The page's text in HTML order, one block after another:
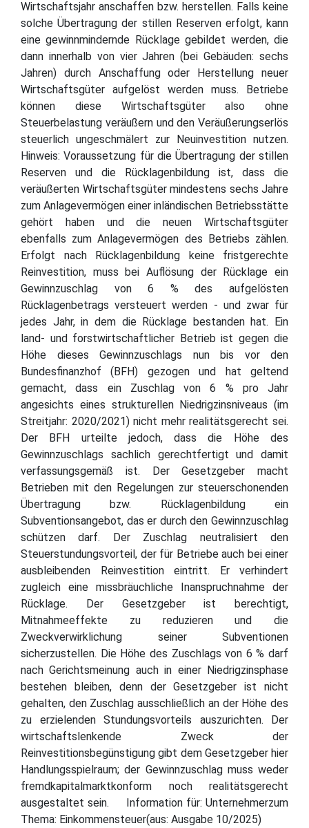
Wirtschaftsjahr anschaffen bzw. herstellen. Falls keine
solche Übertragung der stillen Reserven erfolgt, kann
eine gewinnmindernde Rücklage gebildet werden, die
dann innerhalb von vier Jahren (bei Gebäuden: sechs
Jahren) durch Anschaffung oder Herstellung neuer
Wirtschaftsgüter aufgelöst werden muss. Betriebe
können diese Wirtschaftsgüter also ohne
Steuerbelastung veräußern und den Veräußerungserlös
steuerlich ungeschmälert zur Neuinvestition nutzen.
Hinweis: Voraussetzung für die Übertragung der stillen
Reserven und die Rücklagenbildung ist, dass die
veräußerten Wirtschaftsgüter mindestens sechs Jahre
zum Anlagevermögen einer inländischen Betriebsstätte
gehört haben und die neuen Wirtschaftsgüter
ebenfalls zum Anlagevermögen des Betriebs zählen.
Erfolgt nach Rücklagenbildung keine fristgerechte
Reinvestition, muss bei Auflösung der Rücklage ein
Gewinnzuschlag von 6 % des aufgelösten
Rücklagenbetrags versteuert werden - und zwar für
jedes Jahr, in dem die Rücklage bestanden hat. Ein
land- und forstwirtschaftlicher Betrieb ist gegen die
Höhe dieses Gewinnzuschlags nun bis vor den
Bundesfinanzhof (BFH) gezogen und hat geltend
gemacht, dass ein Zuschlag von 6 % pro Jahr
angesichts eines strukturellen Niedrigzinsniveaus (im
Streitjahr: 2020/2021) nicht mehr realitätsgerecht sei.
Der BFH urteilte jedoch, dass die Höhe des
Gewinnzuschlags sachlich gerechtfertigt und damit
verfassungsgemäß ist. Der Gesetzgeber macht
Betrieben mit den Regelungen zur steuerschonenden
Übertragung bzw. Rücklagenbildung ein
Subventionsangebot, das er durch den Gewinnzuschlag
schützen darf. Der Zuschlag neutralisiert den
Steuerstundungsvorteil, der für Betriebe auch bei einer
ausbleibenden Reinvestition eintritt. Er verhindert
zugleich eine missbräuchliche Inanspruchnahme der
Rücklage. Der Gesetzgeber ist berechtigt,
Mitnahmeeffekte zu reduzieren und die
Zweckverwirklichung seiner Subventionen
sicherzustellen. Die Höhe des Zuschlags von 6 % darf
nach Gerichtsmeinung auch in einer Niedrigzinsphase
bestehen bleiben, denn der Gesetzgeber ist nicht
gehalten, den Zuschlag ausschließlich an der Höhe des
zu erzielenden Stundungsvorteils auszurichten. Der
wirtschaftslenkende Zweck der
Reinvestitionsbegünstigung gibt dem Gesetzgeber hier
Handlungsspielraum; der Gewinnzuschlag muss weder
fremdkapitalmarktkonform noch realitätsgerecht
ausgestaltet sein. Information für: Unternehmerzum
Thema: Einkommensteuer(aus: Ausgabe 10/2025)